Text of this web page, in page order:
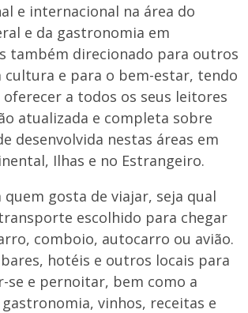
e internacional na área do
e da gastronomia em
também direcionado para outros
cultura e para o bem-estar, tendo
a todos os seus leitores
atualizada e completa sobre
desenvolvida nestas áreas em
Ilhas e no Estrangeiro.
quem gosta de viajar, seja qual
escolhido para chegar
comboio, autocarro ou avião.
hotéis e outros locais para
se e pernoitar, bem como a
vinhos, receitas e